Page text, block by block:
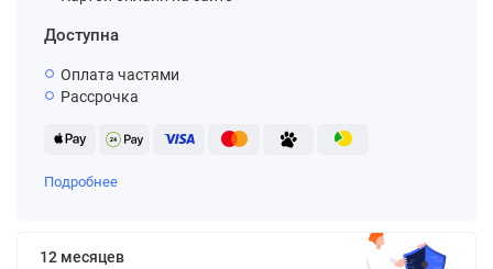
Доступна
Оплата частями
Рассрочка
Подробнее
12 месяцев